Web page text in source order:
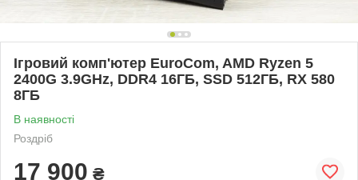
Ігровий комп'ютер EuroCom, AMD Ryzen 5
2400G 3.9GHz, DDR4 16ГБ, SSD 512ГБ, RX 580
8ГБ
В наявності
Роздріб
17 900 ₴